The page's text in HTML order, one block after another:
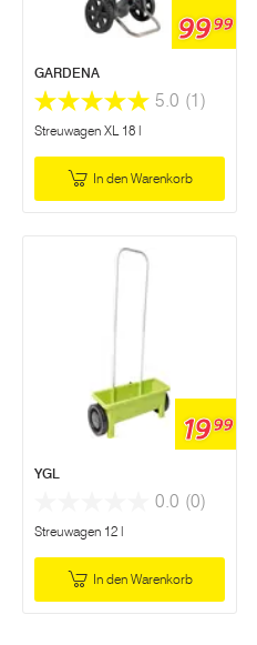
9999
GARDENA
5.0 (1)
Streuwagen XL 18 l
In den Warenkorb
1999
YGL
0.0 (0)
Streuwagen 12 l
In den Warenkorb